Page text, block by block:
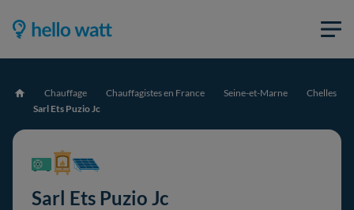
Accueil Chauffage Chauffagistes en France Seine-et-Marne
Chelles
Sarl Ets Puzio Jc
Sarl Ets Puzio Jc